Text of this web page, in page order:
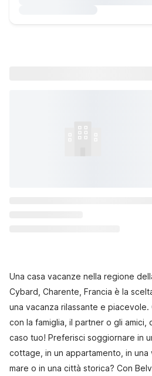
Una casa vacanze nella regione
Cybard, Charente, Francia è la
una vacanza rilassante e
con la famiglia, il partner o gli amici,
caso tuo! Preferisci soggiornare in
cottage, in un appartamento, in una
mare o in una città storica? Con